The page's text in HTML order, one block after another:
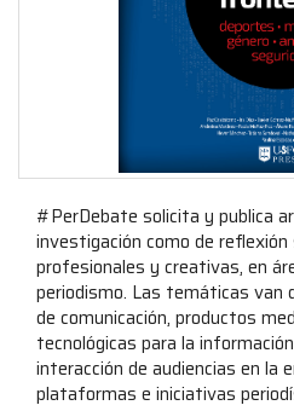
#PerDebate solicita y publica
investigación como de
profesionales y creativas, en
periodismo. Las temáticas van
de comunicación, productos
tecnológicas para la
interacción de audiencias en la
plataformas e iniciativas